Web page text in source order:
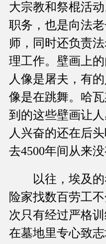
大宗教和祭棍活
职务，也是向法
师，同时还负责
理工作。壁画上
人像是屠夫，有
像是在跳舞。哈
到的这些壁画让
人兴奋的还在后
去4500年间从来
以往，埃及的
险家找数百劳工
次只有经过严格
在墓地里专心致